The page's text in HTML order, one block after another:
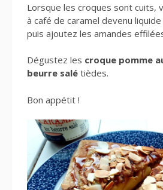
Lorsque les croques sont cuits,
à café de caramel devenu
puis ajoutez les amandes
Dégustez les croque pomme
beurre salé tièdes.
Bon appétit !